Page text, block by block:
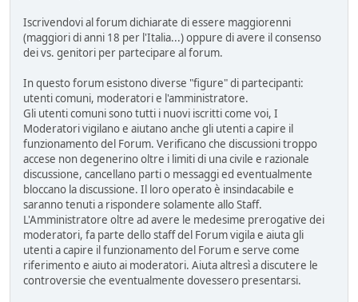
Iscrivendovi al forum dichiarate di essere maggiorenni
(maggiori di anni 18 per l'Italia...) oppure di avere il consenso
dei vs. genitori per partecipare al forum.
In questo forum esistono diverse "figure" di partecipanti:
utenti comuni, moderatori e l'amministratore.
Gli utenti comuni sono tutti i nuovi iscritti come voi, I
Moderatori vigilano e aiutano anche gli utenti a capire il
funzionamento del Forum. Verificano che discussioni troppo
accese non degenerino oltre i limiti di una civile e razionale
discussione, cancellano parti o messaggi ed eventualmente
bloccano la discussione. Il loro operato è insindacabile e
saranno tenuti a rispondere solamente allo Staff.
L'Amministratore oltre ad avere le medesime prerogative dei
moderatori, fa parte dello staff del Forum vigila e aiuta gli
utenti a capire il funzionamento del Forum e serve come
riferimento e aiuto ai moderatori. Aiuta altresì a discutere le
controversie che eventualmente dovessero presentarsi.